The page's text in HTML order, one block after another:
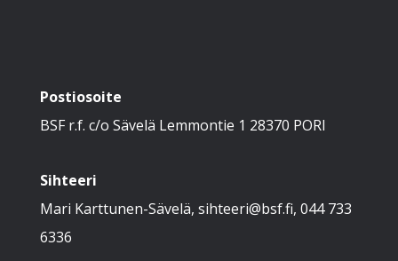
Postiosoite
BSF r.f. c/o Sävelä Lemmontie 1 28370 PORI
Sihteeri
Mari Karttunen-Sävelä, sihteeri@bsf.fi, 044 733
6336